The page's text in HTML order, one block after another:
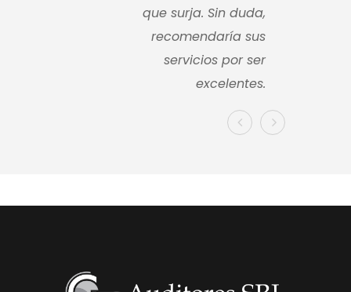
que surja. Sin duda,
recomendaría sus
servicios por ser
excelentes.